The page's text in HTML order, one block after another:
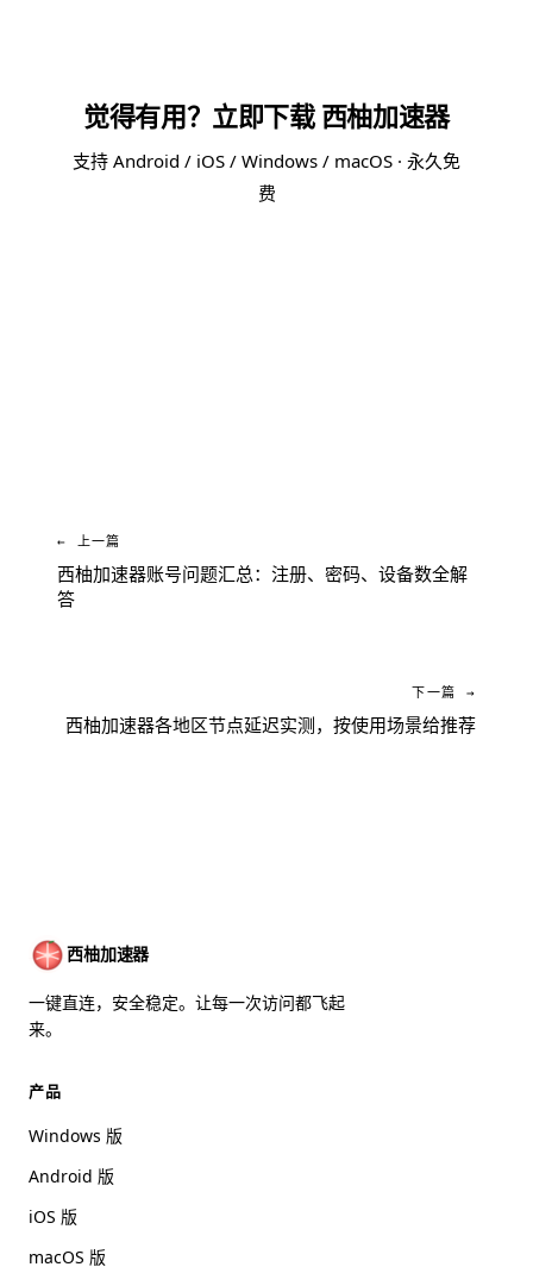
觉得有用？立即下载 西柚加速器
支持 Android / iOS / Windows / macOS · 永久免
费
← 上一篇
西柚加速器账号问题汇总：注册、密码、设备数全解
答
下一篇 →
西柚加速器各地区节点延迟实测，按使用场景给推荐
西柚加速器
一键直连，安全稳定。让每一次访问都飞起
来。
产品
Windows 版
Android 版
iOS 版
macOS 版